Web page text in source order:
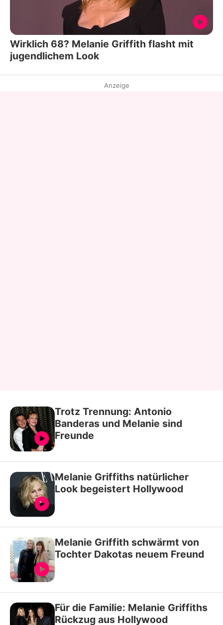
Wirklich 68? Melanie Griffith flasht mit
jugendlichem Look
Anzeige
Trotz Trennung: Antonio
Banderas und Melanie sind
Freunde
Melanie Griffiths natürlicher
Look begeistert Hollywood
Melanie Griffith schwärmt von
Tochter Dakotas neuem Freund
Für die Familie: Melanie Griffiths
Rückzug aus Hollywood